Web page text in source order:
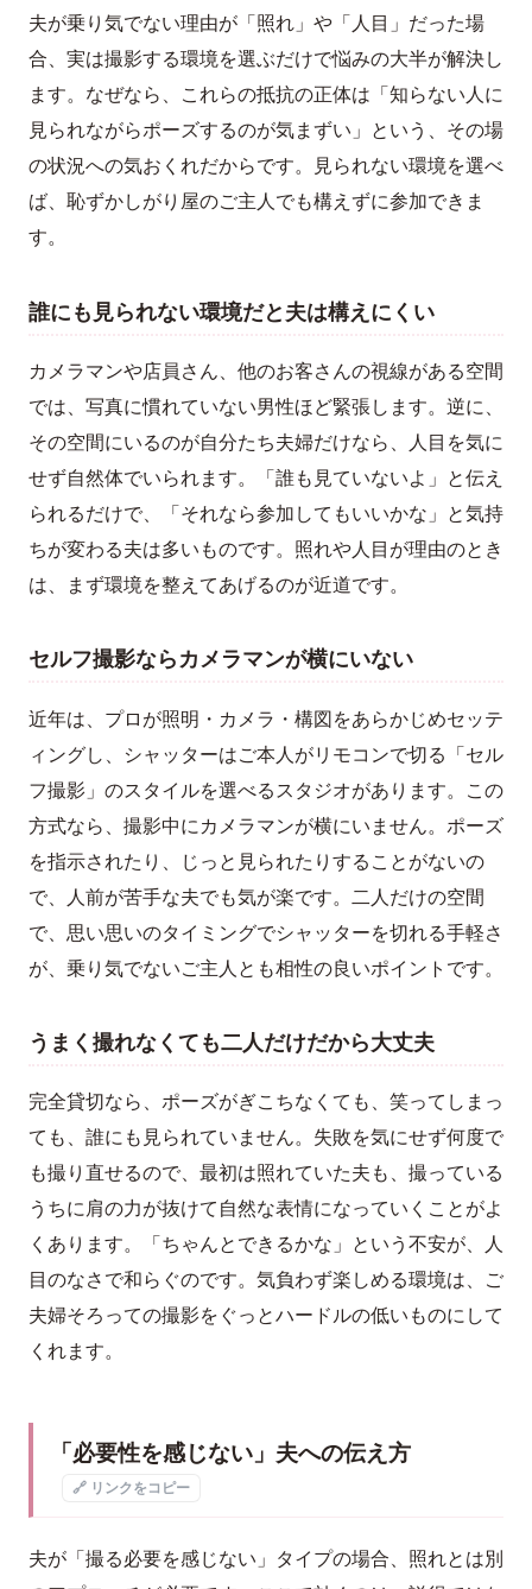
夫が乗り気でない理由が「照れ」や「人目」だった場
合、実は撮影する環境を選ぶだけで悩みの大半が解決し
ます。なぜなら、これらの抵抗の正体は「知らない人に
見られながらポーズするのが気まずい」という、その場
の状況への気おくれだからです。見られない環境を選べ
ば、恥ずかしがり屋のご主人でも構えずに参加できま
す。
誰にも見られない環境だと夫は構えにくい
カメラマンや店員さん、他のお客さんの視線がある空間
では、写真に慣れていない男性ほど緊張します。逆に、
その空間にいるのが自分たち夫婦だけなら、人目を気に
せず自然体でいられます。「誰も見ていないよ」と伝え
られるだけで、「それなら参加してもいいかな」と気持
ちが変わる夫は多いものです。照れや人目が理由のとき
は、まず環境を整えてあげるのが近道です。
セルフ撮影ならカメラマンが横にいない
近年は、プロが照明・カメラ・構図をあらかじめセッテ
ィングし、シャッターはご本人がリモコンで切る「セル
フ撮影」のスタイルを選べるスタジオがあります。この
方式なら、撮影中にカメラマンが横にいません。ポーズ
を指示されたり、じっと見られたりすることがないの
で、人前が苦手な夫でも気が楽です。二人だけの空間
で、思い思いのタイミングでシャッターを切れる手軽さ
が、乗り気でないご主人とも相性の良いポイントです。
うまく撮れなくても二人だけだから大丈夫
完全貸切なら、ポーズがぎこちなくても、笑ってしまっ
ても、誰にも見られていません。失敗を気にせず何度で
も撮り直せるので、最初は照れていた夫も、撮っている
うちに肩の力が抜けて自然な表情になっていくことがよ
くあります。「ちゃんとできるかな」という不安が、人
目のなさで和らぐのです。気負わず楽しめる環境は、ご
夫婦そろっての撮影をぐっとハードルの低いものにして
くれます。
「必要性を感じない」夫への伝え方
🔗 リンクをコピー
夫が「撮る必要を感じない」タイプの場合、照れとは別